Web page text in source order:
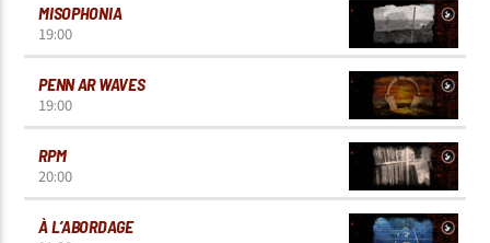
MISOPHONIA
19:00
PENN AR WAVES
19:00
RPM
20:00
À L’ABORDAGE